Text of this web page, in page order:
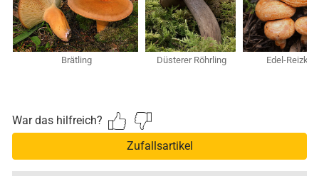
Brätling Düsterer Röhrling Edel-Reizker
War das hilfreich?
Zufallsartikel